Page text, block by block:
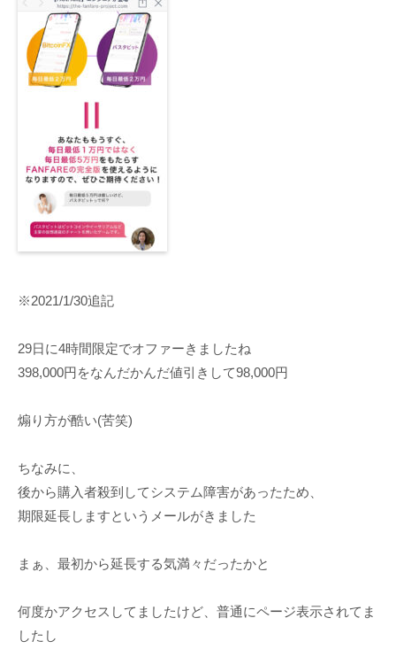
※2021/1/30追記
29日に4時間限定でオファーきましたね
398,000円をなんだかんだ値引きして98,000円
煽り方が酷い(苦笑)
ちなみに、
後から購入者殺到してシステム障害があったため、
期限延長しますというメールがきました
まぁ、最初から延長する気満々だったかと
何度かアクセスしてましたけど、普通にページ表示されてま
したし